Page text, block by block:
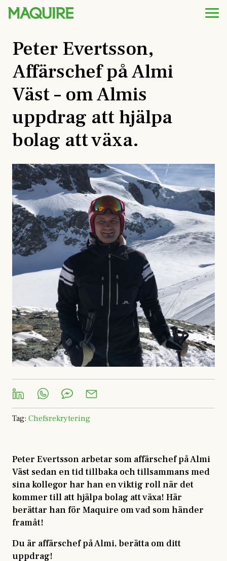
Peter Evertsson,
Affärschef på Almi
Väst – om Almis
uppdrag att hjälpa
bolag att växa.
Tag: Chefsrekrytering
Peter Evertsson arbetar som affärschef på Almi
Väst sedan en tid tillbaka och tillsammans med
sina kollegor har han en viktig roll när det
kommer till att hjälpa bolag att växa! Här
berättar han för Maquire om vad som händer
framåt!
Du är affärschef på Almi, berätta om ditt
uppdrag!